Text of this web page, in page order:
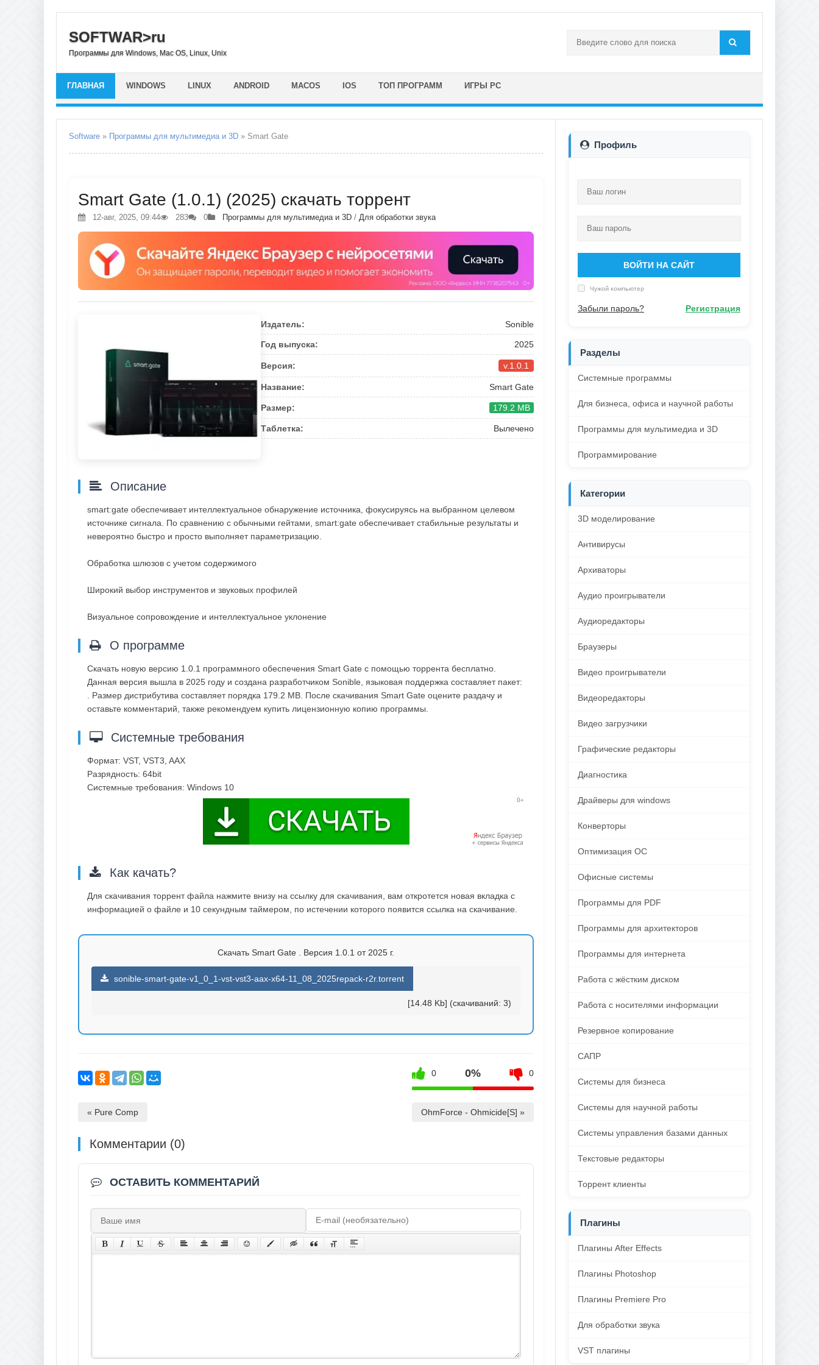
SOFTWAR>ru
Программы для Windows, Mac OS, Linux, Unix
ГЛАВНАЯ WINDOWS LINUX ANDROID MACOS IOS ТОП ПРОГРАММ ИГРЫ PC
Software » Программы для мультимедиа и 3D » Smart Gate
Smart Gate (1.0.1) (2025) скачать торрент
12-авг, 2025, 09:44 283 0 Программы для мультимедиа и 3D / Для обработки звука
Издатель: Sonible
Год выпуска: 2025
Версия: v.1.0.1
Название: Smart Gate
Размер: 179.2 MB
Таблетка: Вылечено
Описание
smart:gate обеспечивает интеллектуальное обнаружение источника, фокусируясь на выбранном целевом
источнике сигнала. По сравнению с обычными гейтами, smart:gate обеспечивает стабильные результаты и
невероятно быстро и просто выполняет параметризацию.
Обработка шлюзов с учетом содержимого
Широкий выбор инструментов и звуковых профилей
Визуальное сопровождение и интеллектуальное уклонение
О программе
Скачать новую версию 1.0.1 программного обеспечения Smart Gate с помощью торрента бесплатно.
Данная версия вышла в 2025 году и создана разработчиком Sonible, языковая поддержка составляет пакет:
. Размер дистрибутива составляет порядка 179.2 MB. После скачивания Smart Gate оцените раздачу и
оставьте комментарий, также рекомендуем купить лицензионную копию программы.
Системные требования
Формат: VST, VST3, AAX
Разрядность: 64bit
Системные требования: Windows 10
Как качать?
Для скачивания торрент файла нажмите внизу на ссылку для скачивания, вам откротется новая вкладка с
информацией о файле и 10 секундным таймером, по истечении которого появится ссылка на скачивание.
Скачать Smart Gate . Версия 1.0.1 от 2025 г.
sonible-smart-gate-v1_0_1-vst-vst3-aax-x64-11_08_2025repack-r2r.torrent
[14.48 Kb] (cкачиваний: 3)
0 0% 0
« Pure Comp OhmForce - Ohmicide[S] »
Комментарии (0)
ОСТАВИТЬ КОММЕНТАРИЙ
Профиль
ВОЙТИ НА САЙТ
Чужой компьютер
Забыли пароль? Регистрация
Разделы
Системные программы
Для бизнеса, офиса и научной работы
Программы для мультимедиа и 3D
Программирование
Категории
3D моделирование
Антивирусы
Архиваторы
Аудио проигрыватели
Аудиоредакторы
Браузеры
Видео проигрыватели
Видеоредакторы
Видео загрузчики
Графические редакторы
Диагностика
Драйверы для windows
Конверторы
Оптимизация ОС
Офисные системы
Программы для PDF
Программы для архитекторов
Программы для интернета
Работа с жёстким диском
Работа с носителями информации
Резервное копирование
САПР
Системы для бизнеса
Системы для научной работы
Системы управления базами данных
Текстовые редакторы
Торрент клиенты
Плагины
Плагины After Effects
Плагины Photoshop
Плагины Premiere Pro
Для обработки звука
VST плагины